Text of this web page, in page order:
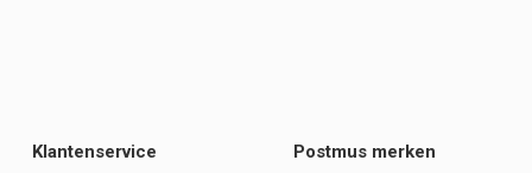
Klantenservice
Postmus merken